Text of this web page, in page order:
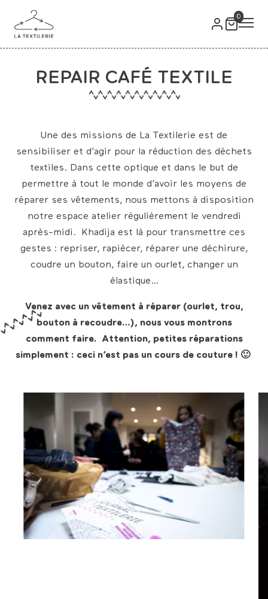
0
REPAIR CAFÉ TEXTILE
Une des missions de La Textilerie est de
sensibiliser et d’agir pour la réduction des déchets
textiles. Dans cette optique et dans le but de
permettre à tout le monde d’avoir les moyens de
réparer ses vêtements, nous mettons à disposition
notre espace atelier régulièrement le vendredi
après-midi. Khadija est là pour transmettre ces
gestes : repriser, rapiécer, réparer une déchirure,
coudre un bouton, faire un ourlet, changer un
élastique…
Venez avec un vêtement à réparer (ourlet, trou,
bouton à recoudre…), nous vous montrons
comment faire. Attention, petites réparations
simplement : ceci n’est pas un cours de couture ! 🙂